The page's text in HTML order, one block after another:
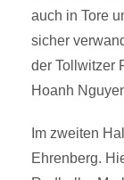
auch in Tore
sicher
der Tollwitzer
Hoanh
Im zweiten
Ehrenberg.